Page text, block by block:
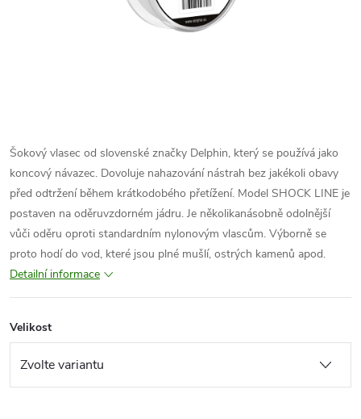
Šokový vlasec od slovenské značky Delphin, který se používá jako
koncový návazec. Dovoluje nahazování nástrah bez jakékoli obavy
před odtržení během krátkodobého přetížení. Model SHOCK LINE je
postaven na oděruvzdorném jádru. Je několikanásobně odolnější
vůči oděru oproti standardním nylonovým vlascům. Výborně se
proto hodí do vod, které jsou plné mušlí, ostrých kamenů apod.
Detailní informace
Velikost